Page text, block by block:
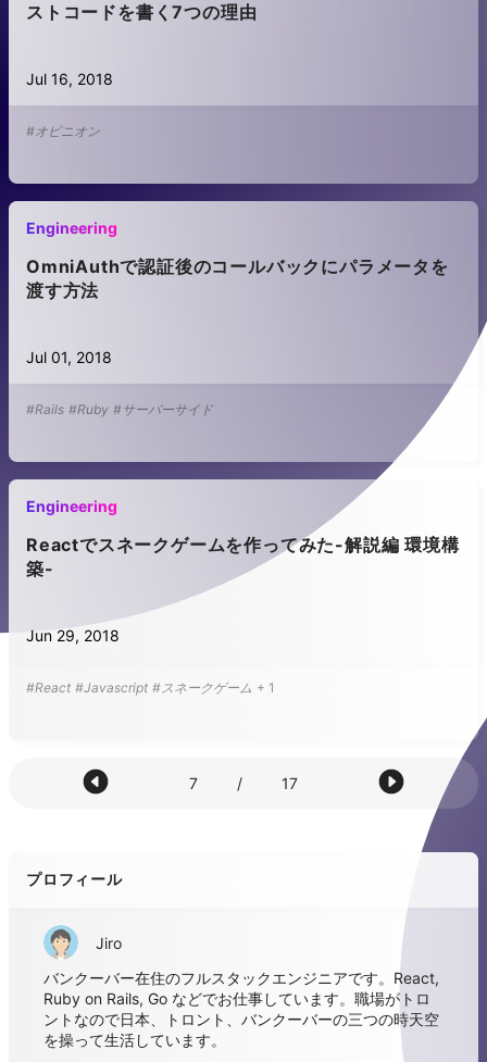
ストコードを書く7つの理由
Jul 16, 2018
#オピニオン
Engineering
OmniAuthで認証後のコールバックにパラメータを
渡す方法
Jul 01, 2018
#Rails #Ruby #サーバーサイド
Engineering
Reactでスネークゲームを作ってみた-解説編 環境構
築-
Jun 29, 2018
#React #Javascript #スネークゲーム + 1
7 / 17
プロフィール
Jiro
バンクーバー在住のフルスタックエンジニアです。React,
Ruby on Rails, Go などでお仕事しています。職場がトロ
ントなので日本、トロント、バンクーバーの三つの時天空
を操って生活しています。